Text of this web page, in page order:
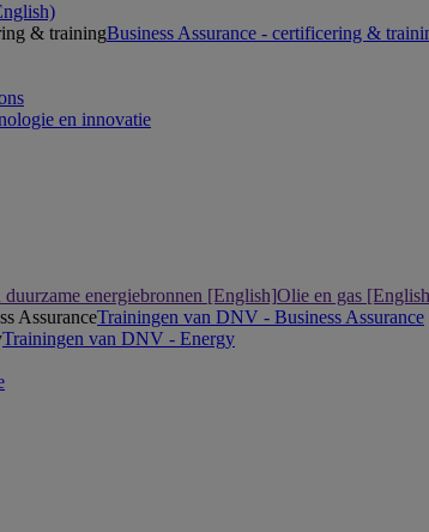
Business Assurance - certificering &
en innovatie
energiebronnen [English]Olie en gas
Trainingen van DNV - Business Assurance
Trainingen van DNV - Energy